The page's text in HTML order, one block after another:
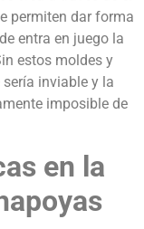
permiten dar forma
entra en juego la
estos moldes y
inviable y la
imposible de
en la